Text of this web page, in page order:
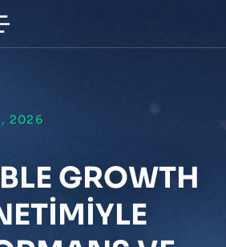
2026
GROWTH